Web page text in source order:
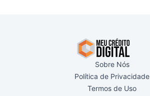
Sobre Nós
Política de Privacidade
Termos de Uso